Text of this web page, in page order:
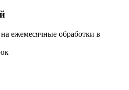
ежемесячные обработки в